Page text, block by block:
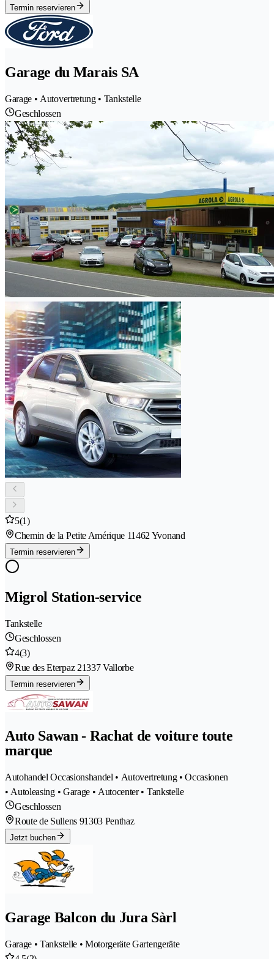
Termin reservieren
Garage du Marais SA
Garage • Autovertretung • Tankstelle
Geschlossen
5(1)
Chemin de la Petite Amérique 11462 Yvonand
Termin reservieren
Migrol Station-service
Tankstelle
Geschlossen
4(3)
Rue des Eterpaz 21337 Vallorbe
Termin reservieren
Auto Sawan - Rachat de voiture toute
marque
Autohandel Occasionshandel • Autovertretung • Occasionen
• Autoleasing • Garage • Autocenter • Tankstelle
Geschlossen
Route de Sullens 91303 Penthaz
Jetzt buchen
Garage Balcon du Jura Sàrl
Garage • Tankstelle • Motorgeräte Gartengeräte